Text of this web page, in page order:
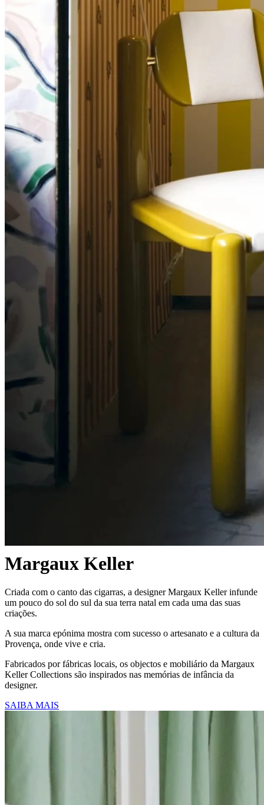
Margaux Keller
Criada com o canto das cigarras, a designer Margaux Keller infunde
um pouco do sol do sul da sua terra natal em cada uma das suas
criações.
A sua marca epónima mostra com sucesso o artesanato e a cultura da
Provença, onde vive e cria.
Fabricados por fábricas locais, os objectos e mobiliário da Margaux
Keller Collections são inspirados nas memórias de infância da
designer.
SAIBA MAIS